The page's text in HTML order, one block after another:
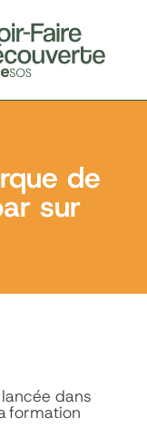
de
sur
dans
formation